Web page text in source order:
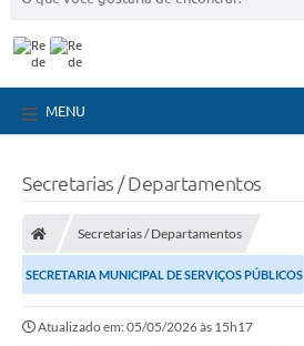
MENU
Secretarias / Departamentos
Secretarias / Departamentos
SECRETARIA MUNICIPAL DE SERVIÇOS PÚBLICOS
Atualizado em: 05/05/2026 às 15h17